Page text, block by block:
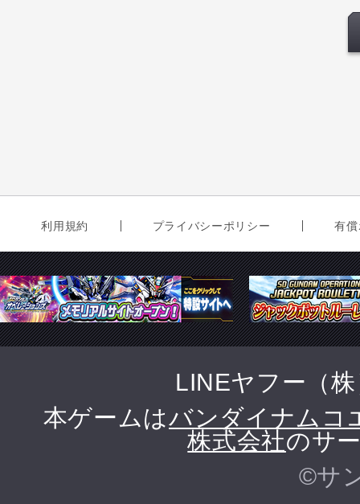
利用規約 プライバシーポリシー 有
LINEヤフー（
本ゲームはバンダイナムコ
株式会社のサ
©サ